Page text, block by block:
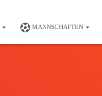
MANNSCHAFTEN